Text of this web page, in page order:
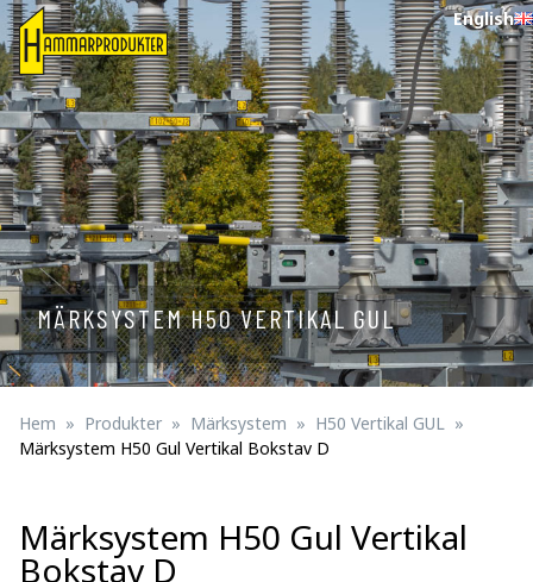
English
MÄRKSYSTEM H50 VERTIKAL GUL
Hem Produkter Märksystem
H50 Vertikal GUL
Märksystem H50 Gul Vertikal Bokstav D
Märksystem H50 Gul Vertikal
Bokstav D